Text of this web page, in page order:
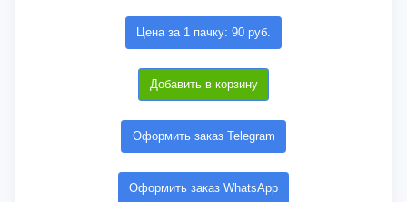
Цена за 1 пачку: 90 руб.
Добавить в корзину
Оформить заказ Telegram
Оформить заказ WhatsApp